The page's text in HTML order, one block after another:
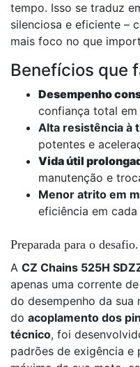
tempo. Isso se traduz
silenciosa e eficiente –
mais foco no que
Benefícios que
Desempenho
confiança total em
Alta resistência à
potentes e
Vida útil
manutenção e
Menor atrito em
eficiência em cada
Preparada para o
A CZ Chains 525H
apenas uma corrente
do desempenho da sua
do acoplamento dos
técnico, foi
padrões de exigência e